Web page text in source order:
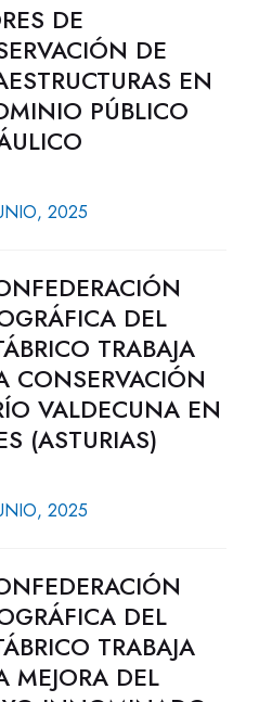
DE
DE
EN
PÚBLICO
2025
DEL
TRABAJA
CONSERVACIÓN
VALDECUNA EN
(ASTURIAS)
2025
DEL
TRABAJA
MEJORA DEL